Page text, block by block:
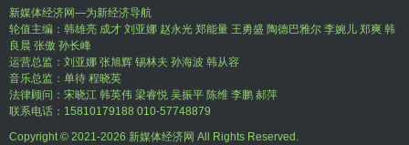
新媒体经济网—为新经济导航
轮值主编：韩雄亮 成才 刘亚娜 赵永光 郑能量 王勇盛 陶德巴雅尔 李婉儿 郑爽 韩
良晨 张傲 孙长峰
运营总监：刘亚娜 张旭辉 锡林夫 孙海波 韩从容
音乐总监：单待 程晓英
法律顾问：宋晓江 韩英伟 梁睿悦 吴振平 陈维 李鹏 郝萍
联系电话：15810179188 010-57748879
Copyright © 2021-2026 新媒体经济网 All Rights Reserved.